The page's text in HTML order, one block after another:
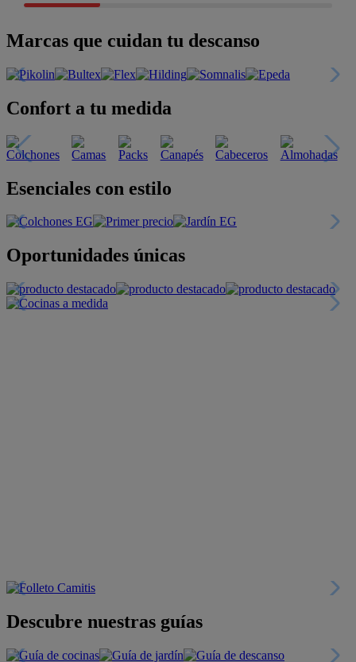
Marcas que cuidan tu descanso
Confort a tu medida
Esenciales con estilo
Oportunidades únicas
Descubre nuestras guías